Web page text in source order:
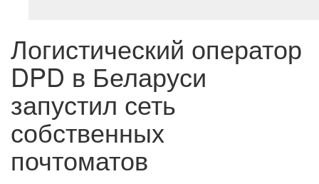
Логистический оператор
DPD в Беларуси
запустил сеть
собственных
почтоматов